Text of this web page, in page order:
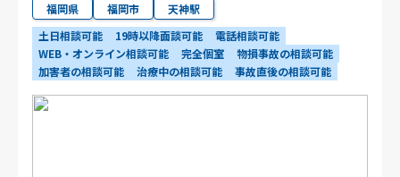
福岡県 福岡市
天神駅
土日相談可能
19時以降面談可能
電話相談可能
WEB・オンライン相談可能
完全個室
物損事故の相談可能
加害者の相談可能
治療中の相談可能 事故直後の相談可能